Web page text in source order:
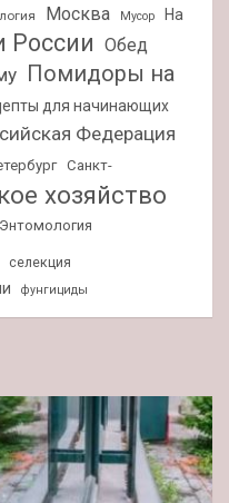
Москва Мусор
На
России Обед
Помидоры на
для начинающих
Федерация
Санкт-
хозяйство
Энтомология
селекция
фунгициды